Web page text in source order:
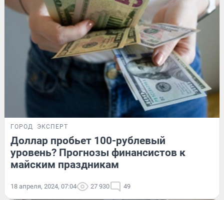
ГОРОД ЭКСПЕРТ
Доллар пробьет 100-рублевый
уровень? Прогнозы финансистов к
майским праздникам
18 апреля, 2024, 07:04 27 930 49